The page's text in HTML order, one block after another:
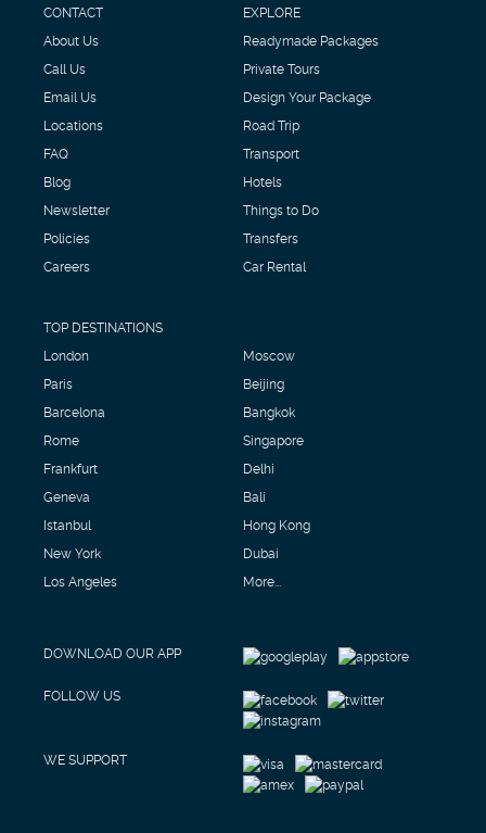
CONTACT
About Us
Call Us
Email Us
Locations
FAQ
Blog
Newsletter
Policies
Careers
EXPLORE
Readymade Packages
Private Tours
Design Your Package
Road Trip
Transport
Hotels
Things to Do
Transfers
Car Rental
TOP DESTINATIONS
London
Paris
Barcelona
Rome
Frankfurt
Geneva
Istanbul
New York
Los Angeles
Moscow
Beijing
Bangkok
Singapore
Delhi
Bali
Hong Kong
Dubai
More...
DOWNLOAD OUR APP
FOLLOW US
WE SUPPORT